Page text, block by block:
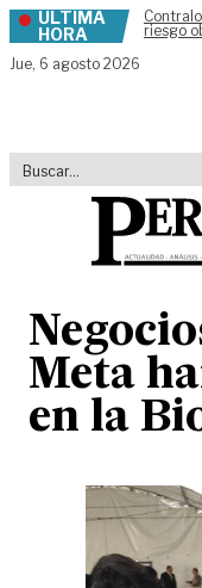
Skip to content
ÚLTIMA
HORA
riesgo
Jue, 6 agosto 2026
Meta
en la